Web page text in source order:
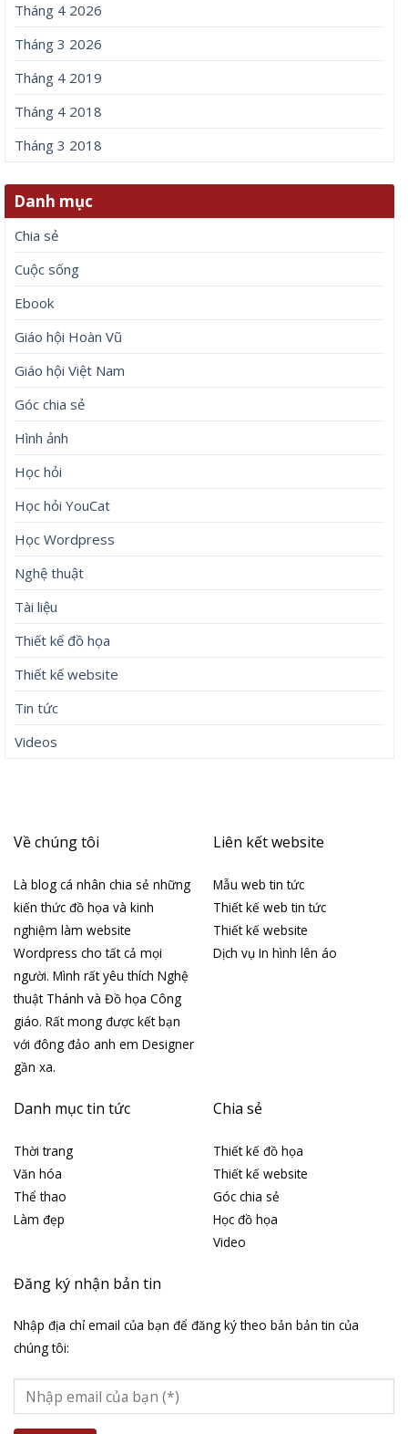
Tháng 4 2026
Tháng 3 2026
Tháng 4 2019
Tháng 4 2018
Tháng 3 2018
Danh mục
Chia sẻ
Cuộc sống
Ebook
Giáo hội Hoàn Vũ
Giáo hội Việt Nam
Góc chia sẻ
Hình ảnh
Học hỏi
Học hỏi YouCat
Học Wordpress
Nghệ thuật
Tài liệu
Thiết kế đồ họa
Thiết kế website
Tin tức
Videos
Về chúng tôi
Là blog cá nhân chia sẻ những
kiến thức đồ họa và kinh
nghiệm làm website
Wordpress cho tất cả mọi
người. Mình rất yêu thích Nghệ
thuật Thánh và Đồ họa Công
giáo. Rất mong được kết bạn
với đông đảo anh em Designer
gần xa.
Liên kết website
Mẫu web tin tức
Thiết kế web tin tức
Thiết kế website
Dịch vụ In hình lên áo
Danh mục tin tức
Thời trang
Văn hóa
Thể thao
Làm đẹp
Chia sẻ
Thiết kế đồ họa
Thiết kế website
Góc chia sẻ
Học đồ họa
Video
Đăng ký nhận bản tin
Nhập địa chỉ email của bạn để đăng ký theo bản bản tin của
chúng tôi: